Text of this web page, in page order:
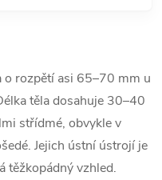
rozpětí asi 65–70 mm u
těla dosahuje 30–40
střídmé, obvykle v
Jejich ústní ústrojí je
těžkopádný vzhled.